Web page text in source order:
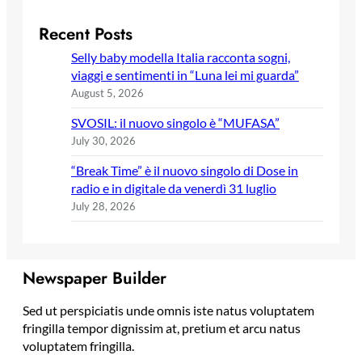
Recent Posts
Selly baby modella Italia racconta sogni,
viaggi e sentimenti in “Luna lei mi guarda”
August 5, 2026
SVOSIL: il nuovo singolo è “MUFASA”
July 30, 2026
“Break Time” è il nuovo singolo di Dose in
radio e in digitale da venerdì 31 luglio
July 28, 2026
Newspaper Builder
Sed ut perspiciatis unde omnis iste natus voluptatem
fringilla tempor dignissim at, pretium et arcu natus
voluptatem fringilla.